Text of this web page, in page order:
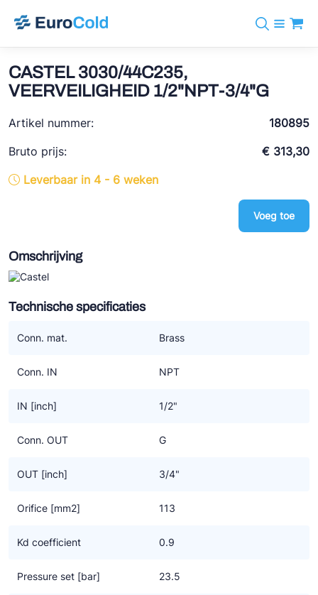
info@eurocold.nl
Merken
BOCK
REFFLEX®
Johnson Controls
Doucette Industries
Koudemiddelen
Diensten
Nieuws
Over ons
CASTEL 3030/44C235,
VEERVEILIGHEID 1/2"NPT-3/4"G
Artikel nummer:
180895
Bruto prijs:
€ 313,30
Leverbaar in 4 - 6 weken
Voeg toe
Omschrijving
Technische specificaties
Conn. mat. Brass
Conn. IN NPT
IN [inch] 1/2"
Conn. OUT G
OUT [inch] 3/4"
Orifice [mm2] 113
Kd coefficient 0.9
Pressure set [bar] 23.5